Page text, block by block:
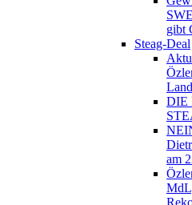
gibt
Steag-Deal
DIE
am